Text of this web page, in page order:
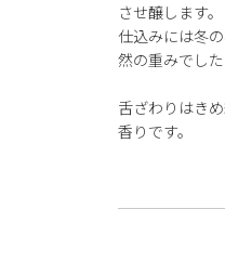
させ醸します。
仕込みには冬
然の重みでし
舌ざわりはき
香りです。